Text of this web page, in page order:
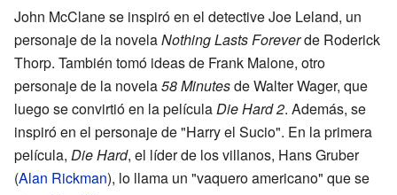
John McClane se inspiró en el detective Joe Leland, un
personaje de la novelaNothing Lasts Foreverde Roderick
Thorp. También tomó ideas de Frank Malone, otro
personaje de la novela58 Minutesde Walter Wager, que
luego se convirtió en la películaDie Hard 2. Además, se
inspiró en el personaje de "Harry el Sucio". En la primera
película, Die Hard, el líder de los villanos, Hans Gruber
(Alan Rickman), lo llama un "vaquero americano" que se